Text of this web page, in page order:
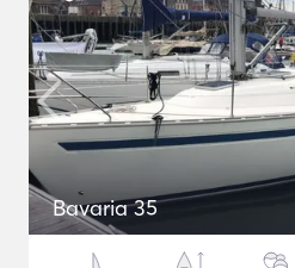
Bavaria 35